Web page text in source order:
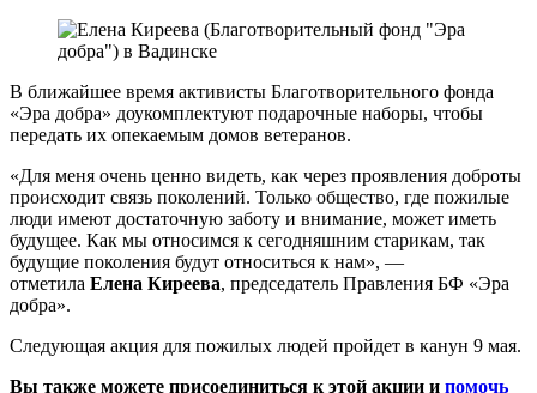
В ближайшее время активисты Благотворительного фонда
«Эра добра» доукомплектуют подарочные наборы, чтобы
передать их опекаемым домов ветеранов.
«Для меня очень ценно видеть, как через проявления доброты
происходит связь поколений. Только общество, где пожилые
люди имеют достаточную заботу и внимание, может иметь
будущее. Как мы относимся к сегодняшним старикам, так
будущие поколения будут относиться к нам», —
отметила Елена Киреева, председатель Правления БФ «Эра
добра».
Следующая акция для пожилых людей пройдет в канун 9 мая.
Вы также можете присоединиться к этой акции и помочь